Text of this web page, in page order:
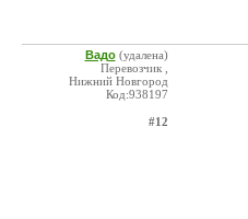
Вадо (удалена)
Перевозчик ,
Нижний Новгород
Код:938197
#12